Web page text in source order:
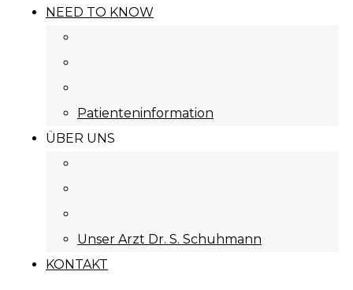
NEED TO KNOW
Patienteninformation
ÜBER UNS
Unser Arzt Dr. S. Schuhmann
KONTAKT